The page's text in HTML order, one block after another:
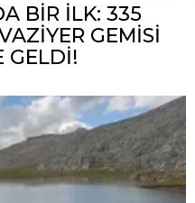
BİR İLK: 335
GEMİSİ
GELDİ!